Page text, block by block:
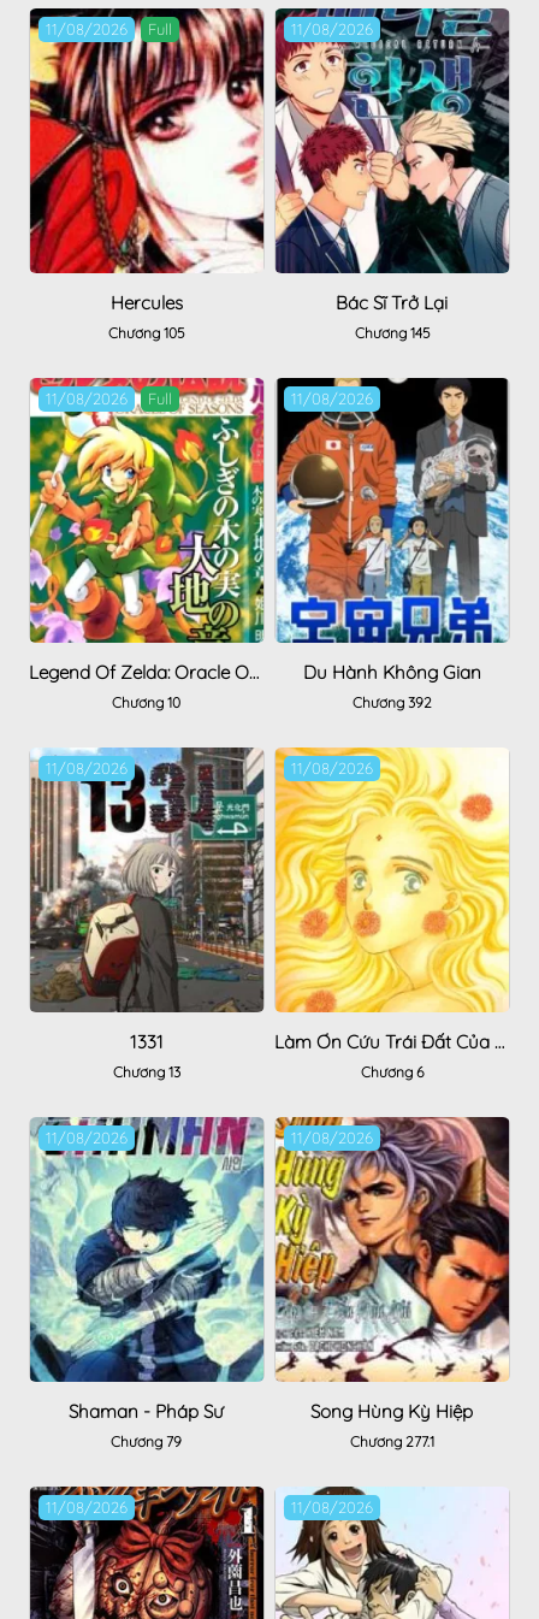
11/08/2026 Full
Hercules
Chương 105
11/08/2026
Bác Sĩ Trở Lại
Chương 145
11/08/2026 Full
Legend Of Zelda: Oracle Of Seasons
Chương 10
11/08/2026
Du Hành Không Gian
Chương 392
11/08/2026
1331
Chương 13
11/08/2026
Làm Ơn Cứu Trái Đất Của Tôi
Chương 6
11/08/2026
Shaman - Pháp Sư
Chương 79
11/08/2026
Song Hùng Kỳ Hiệp
Chương 277.1
11/08/2026 11/08/2026